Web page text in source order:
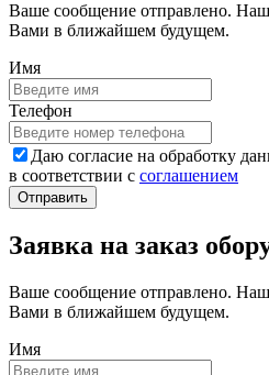
Ваше сообщение отправлено. Наш
Вами в ближайшем будущем.
Имя
Телефон
Даю согласие на обработку
в соответствии с соглашением
Заявка на заказ
Ваше сообщение отправлено. Наш
Вами в ближайшем будущем.
Имя